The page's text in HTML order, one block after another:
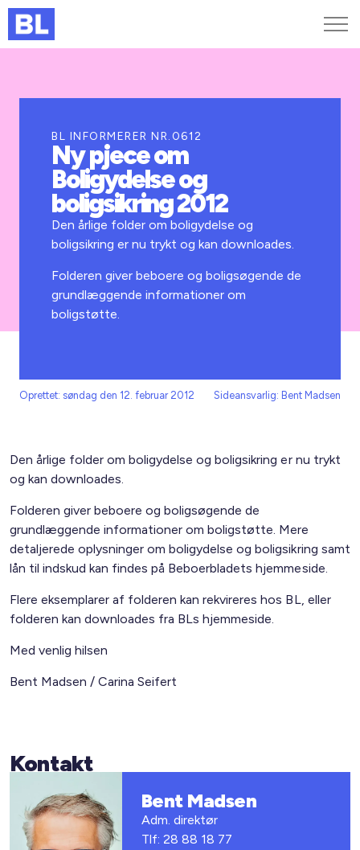
Kurser og arrangementer
Jobportalen
BL INFORMERER NR.0612
Ny pjece om
Boligydelse og
boligsikring 2012
Den årlige folder om boligydelse og
boligsikring er nu trykt og kan downloades.
Folderen giver beboere og boligsøgende de
grundlæggende informationer om
boligstøtte.
Oprettet: søndag den 12. februar 2012 Sideansvarlig: Bent Madsen
Den årlige folder om boligydelse og boligsikring er nu trykt
og kan downloades.
Folderen giver beboere og boligsøgende de
grundlæggende informationer om boligstøtte. Mere
detaljerede oplysninger om boligydelse og boligsikring samt
lån til indskud kan findes på Beboerbladets hjemmeside.
Flere eksemplarer af folderen kan rekvireres hos BL, eller
folderen kan downloades fra BLs hjemmeside.
Med venlig hilsen
Bent Madsen / Carina Seifert
Kontakt
Bent Madsen
Adm. direktør
Tlf: 28 88 18 77